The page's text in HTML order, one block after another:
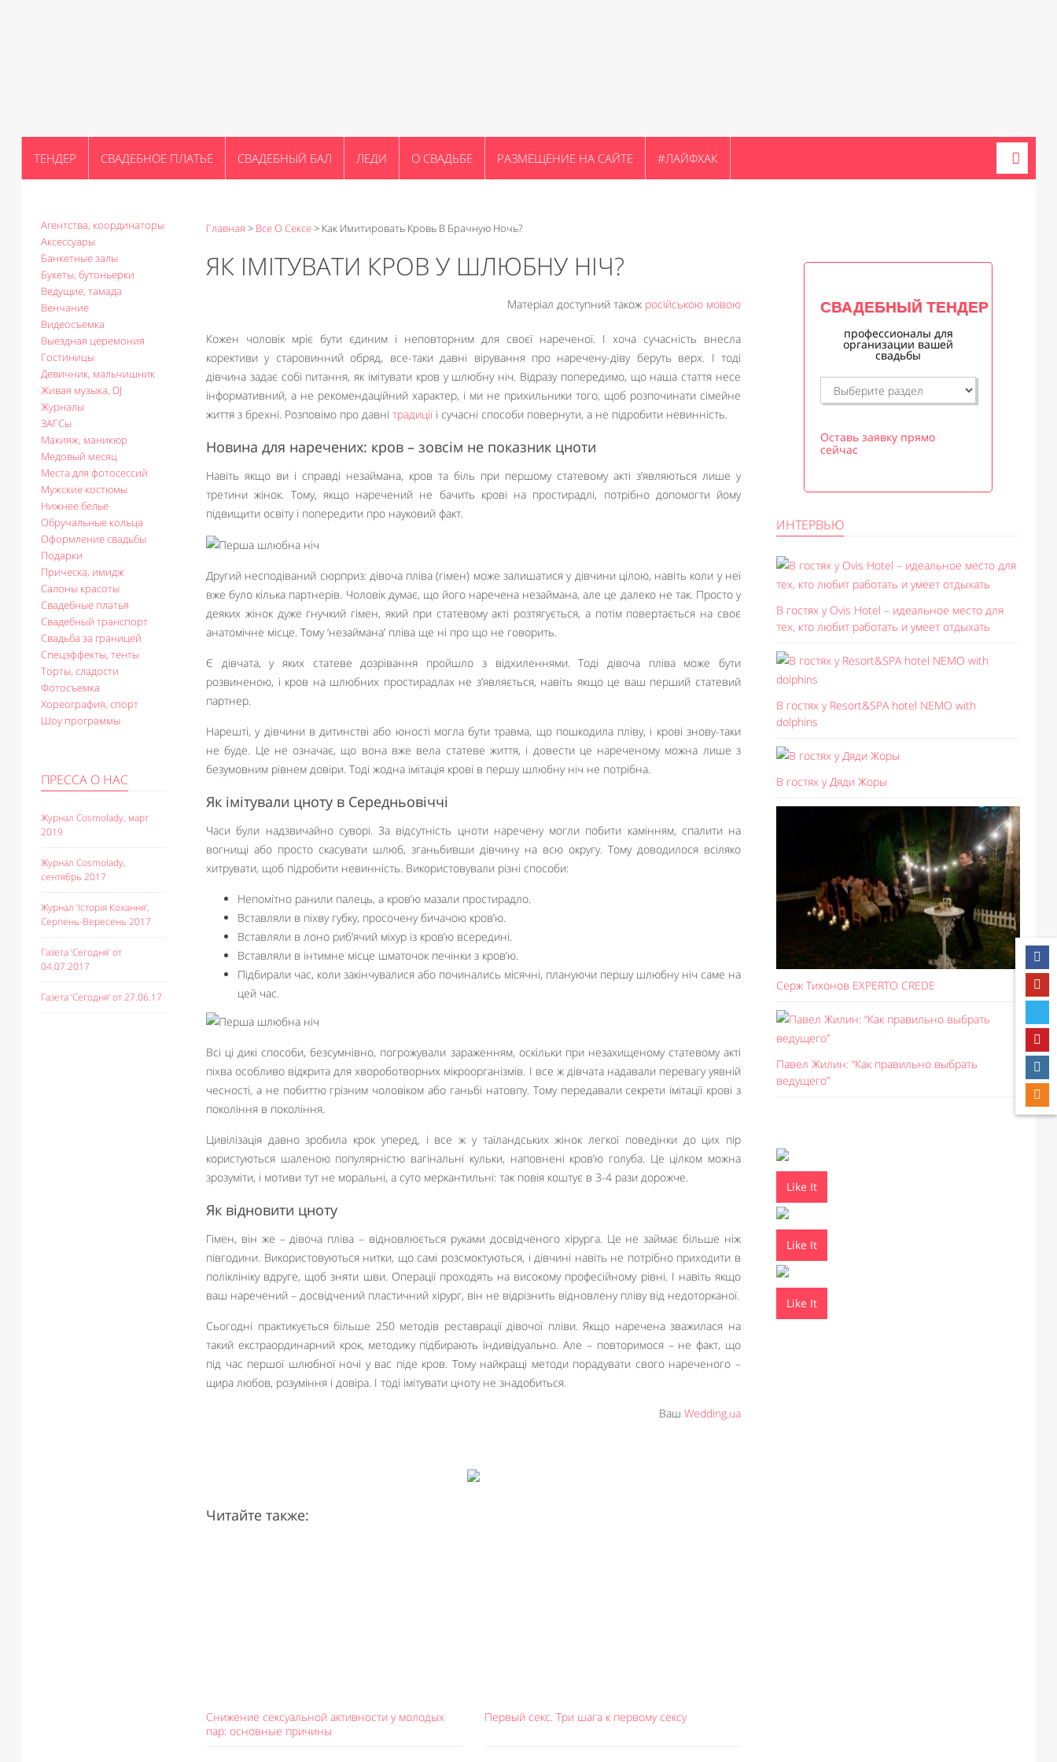
ТЕНДЕР СВАДЕБНОЕ ПЛАТЬЕ СВАДЕБНЫЙ БАЛ ЛЕДИ О СВАДЬБЕ РАЗМЕЩЕНИЕ НА САЙТЕ #ЛАЙФХАК
Агентства, координаторы
Аксессуары
Банкетные залы
Букеты, бутоньерки
Ведущие, тамада
Венчание
Видеосъемка
Выездная церемония
Гостиницы
Девичник, мальчишник
Живая музыка, DJ
Журналы
ЗАГСы
Макияж, маникюр
Медовый месяц
Места для фотосессий
Мужские костюмы
Нижнее белье
Обручальные кольца
Оформление свадьбы
Подарки
Прическа, имидж
Салоны красоты
Свадебные платья
Свадебный транспорт
Свадьба за границей
Спецэффекты, тенты
Торты, сладости
Фотосъемка
Хореография, спорт
Шоу программы
ПРЕССА О НАС
Журнал Cosmolady, март
2019
Журнал Cosmolady,
сентябрь 2017
Журнал ‘Історія Кохання’,
Серпень-Вересень 2017
Газета ‘Сегодня’ от
04.07.2017
Газета ‘Сегодня’ от 27.06.17
Главная > Все О Сексе> Как Имитировать Кровь В Брачную Ночь?
ЯК ІМІТУВАТИ КРОВ У ШЛЮБНУ НІЧ?
Матеріал доступний також російською мовою
Кожен чоловік мріє бути єдиним і неповторним для своєї нареченої. І хоча сучасність внесла
корективи у старовинний обряд, все-таки давні вірування про наречену-діву беруть верх. І тоді
дівчина задає собі питання, як імітувати кров у шлюбну ніч. Відразу попередимо, що наша стаття несе
інформативний, а не рекомендаційний характер, і ми не прихильники того, щоб розпочинати сімейне
життя з брехні. Розповімо про давні традиціїі сучасні способи повернути, а не підробити невинність.
Новина для наречених: кров – зовсім не показник цноти
Навіть якщо ви і справді незаймана, кров та біль при першому статевому акті з’являються лише у
третини жінок. Тому, якщо наречений не бачить крові на простирадлі, потрібно допомогти йому
підвищити освіту і попередити про науковий факт.
Другий несподіваний сюрприз: дівоча пліва (гімен) може залишатися у дівчини цілою, навіть коли у неї
вже було кілька партнерів. Чоловік думає, що його наречена незаймана, але це далеко не так. Просто у
деяких жінок дуже гнучкий гімен, який при статевому акті розтягується, а потім повертається на своє
анатомічне місце. Тому ‘незаймана’ пліва ще ні про що не говорить.
Є дівчата, у яких статеве дозрівання пройшло з відхиленнями. Тоді дівоча пліва може бути
розвиненою, і кров на шлюбних простирадлах не з’являється, навіть якщо це ваш перший статевий
партнер.
Нарешті, у дівчини в дитинстві або юності могла бути травма, що пошкодила пліву, і крові знову-таки
не буде. Це не означає, що вона вже вела статеве життя, і довести це нареченому можна лише з
безумовним рівнем довіри. Тоді жодна імітація крові в першу шлюбну ніч не потрібна.
Як імітували цноту в Середньовіччі
Часи були надзвичайно суворі. За відсутність цноти наречену могли побити камінням, спалити на
вогнищі або просто скасувати шлюб, зганьбивши дівчину на всю округу. Тому доводилося всіляко
хитрувати, щоб підробити невинність. Використовували різні способи:
Непомітно ранили палець, а кров’ю мазали простирадло.
Вставляли в піхву губку, просочену бичачою кров’ю.
Вставляли в лоно риб’ячий міхур із кров’ю всередині.
Вставляли в інтимне місце шматочок печінки з кров’ю.
Підбирали час, коли закінчувалися або починались місячні, плануючи першу шлюбну ніч саме на
цей час.
Всі ці дикі способи, безсумнівно, погрожували зараженням, оскільки при незахищеному статевому акті
піхва особливо відкрита для хвороботворних мікроорганізмів. І все ж дівчата надавали перевагу уявній
чесності, а не побиттю грізним чоловіком або ганьбі натовпу. Тому передавали секрети імітації крові з
покоління в покоління.
Цивілізація давно зробила крок уперед, і все ж у таїландських жінок легкої поведінки до цих пір
користуються шаленою популярністю вагінальні кульки, наповнені кров’ю голуба. Це цілком можна
зрозуміти, і мотиви тут не моральні, а суто меркантильні: так повія коштує в 3-4 рази дорожче.
Як відновити цноту
Гімен, він же – дівоча пліва – відновлюється руками досвідченого хірурга. Це не займає більше ніж
півгодини. Використовуються нитки, що самі розсмоктуються, і дівчині навіть не потрібно приходити в
поліклініку вдруге, щоб зняти шви. Операції проходять на високому професійному рівні. І навіть якщо
ваш наречений – досвідчений пластичний хірург, він не відрізнить відновлену пліву від недоторканої.
Сьогодні практикується більше 250 методів реставрації дівочої пліви. Якщо наречена зважилася на
такий екстраординарний крок, методику підбирають індивідуально. Але – повторимося – не факт, що
під час першої шлюбної ночі у вас піде кров. Тому найкращі методи порадувати свого нареченого –
щира любов, розуміння і довіра. І тоді імітувати цноту не знадобиться.
Ваш Wedding.ua
Читайте также:
Снижение сексуальной активности у молодых
пар: основные причины
Первый секс. Три шага к первому сексу
СВАДЕБНЫЙ ТЕНДЕР
профессионалы для
организации вашей
свадьбы
Оставь заявку прямо
сейчас
ИНТЕРВЬЮ
В гостях у Ovis Hotel – идеальное место для
тех, кто любит работать и умеет отдыхать
В гостях у Resort&SPA hotel NEMO with
dolphins
В гостях у Дяди Жоры
Серж Тихонов EXPERTO CREDE
Павел Жилин: “Как правильно выбрать
ведущего”
Like It
Like It
Like It